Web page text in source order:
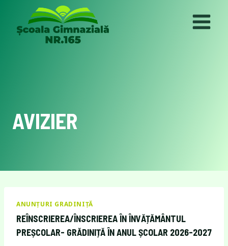
content
AVIZIER
ANUNȚURI GRADINIȚĂ
REÎNSCRIEREA/ÎNSCRIEREA ÎN ÎNVĂȚĂMÂNTUL
PREȘCOLAR- GRĂDINIȚĂ ÎN ANUL ȘCOLAR 2026-2027